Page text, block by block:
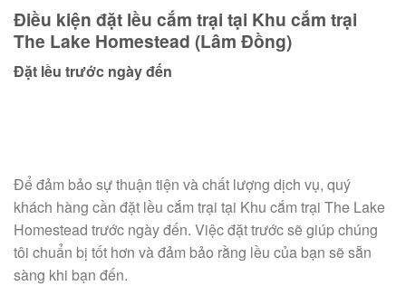
Điều kiện đặt lều cắm trại tại Khu cắm trại
The Lake Homestead (Lâm Đồng)
Đặt lều trước ngày đến
Để đảm bảo sự thuận tiện và chất lượng dịch vụ, quý
khách hàng cần đặt lều cắm trại tại Khu cắm trại The Lake
Homestead trước ngày đến. Việc đặt trước sẽ giúp chúng
tôi chuẩn bị tốt hơn và đảm bảo rằng lều của bạn sẽ sẵn
sàng khi bạn đến.